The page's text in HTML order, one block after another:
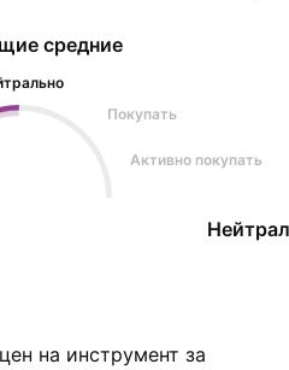
средние
Покупать
Активно покупать
на инструмент за